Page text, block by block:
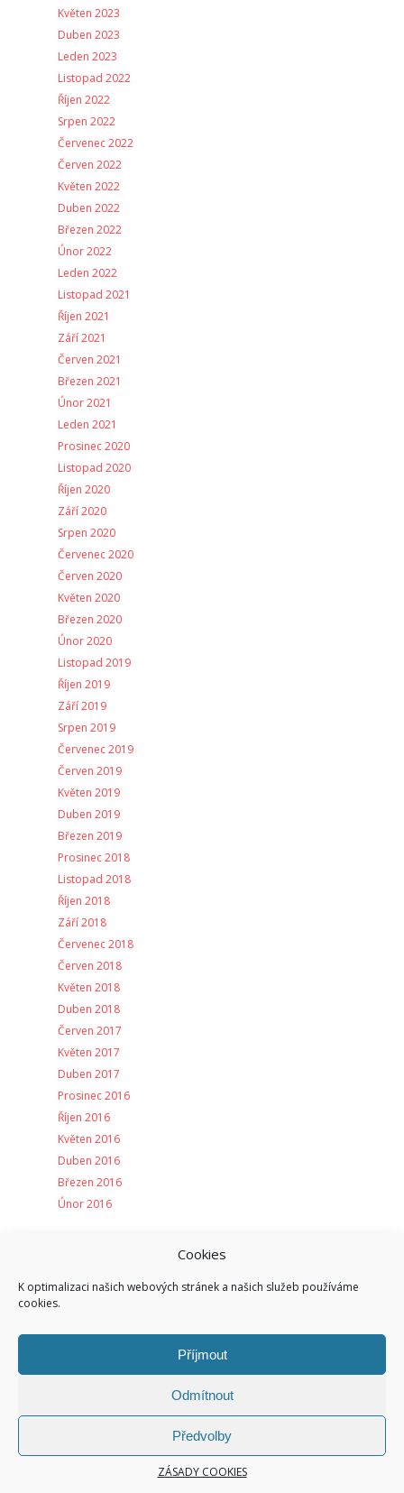
Cookies
K optimalizaci našich webových stránek a našich služeb používáme
cookies.
Příjmout
Odmítnout
Předvolby
ZÁSADY COOKIES
Květen 2023
Duben 2023
Leden 2023
Listopad 2022
Říjen 2022
Srpen 2022
Červenec 2022
Červen 2022
Květen 2022
Duben 2022
Březen 2022
Únor 2022
Leden 2022
Listopad 2021
Říjen 2021
Září 2021
Červen 2021
Březen 2021
Únor 2021
Leden 2021
Prosinec 2020
Listopad 2020
Říjen 2020
Září 2020
Srpen 2020
Červenec 2020
Červen 2020
Květen 2020
Březen 2020
Únor 2020
Listopad 2019
Říjen 2019
Září 2019
Srpen 2019
Červenec 2019
Červen 2019
Květen 2019
Duben 2019
Březen 2019
Prosinec 2018
Listopad 2018
Říjen 2018
Září 2018
Červenec 2018
Červen 2018
Květen 2018
Duben 2018
Červen 2017
Květen 2017
Duben 2017
Prosinec 2016
Říjen 2016
Květen 2016
Duben 2016
Březen 2016
Únor 2016
Bakalářské práce
Ocenění
Přednáška